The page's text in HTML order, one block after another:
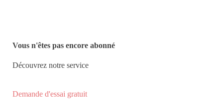
Vous n'êtes pas encore abonné
Découvrez notre service
Demande d'essai gratuit